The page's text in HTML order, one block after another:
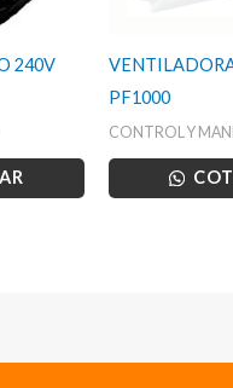
240V
PF1000
CONTROL Y